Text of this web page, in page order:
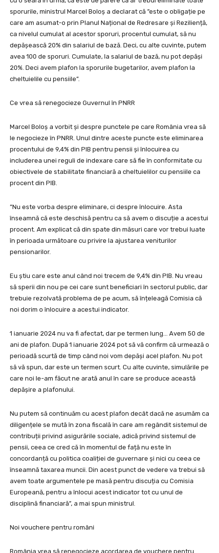
sporurile, ministrul Marcel Boloș a declarat că ”este o obligație pe
care am asumat-o prin Planul Național de Redresare și Reziliență,
ca nivelul cumulat al acestor sporuri, procentul cumulat, să nu
depășească 20% din salariul de bază. Deci, cu alte cuvinte, putem
avea 100 de sporuri. Cumulate, la salariul de bază, nu pot depăși
20%. Deci avem plafon la sporurile bugetarilor, avem plafon la
cheltuielile cu pensiile”.
Ce vrea să renegocieze Guvernul în PNRR
Marcel Boloș a vorbit și despre punctele pe care România vrea să
le negocieze în PNRR. Unul dintre aceste puncte este eliminarea
procentului de 9,4% din PIB pentru pensii și înlocuirea cu
includerea unei reguli de indexare care să fie în conformitate cu
obiectivele de stabilitate financiară a cheltuielilor cu pensiile ca
procent din PIB.
”Nu este vorba despre eliminare, ci despre înlocuire. Asta
înseamnă că este deschisă pentru ca să avem o discuție a acestui
procent. Am explicat că din spate din măsuri care vor trebui luate
în perioada următoare cu privire la ajustarea veniturilor
pensionarilor.
Eu știu care este anul când noi trecem de 9,4% din PIB. Nu vreau
să sperii din nou pe cei care sunt beneficiari în sectorul public, dar
trebuie rezolvată problema de pe acum, să înțeleagă Comisia că
noi dorim o înlocuire a acestui indicator.
1 ianuarie 2024 nu va fi afectat, dar pe termen lung… Avem 50 de
ani de plafon. După 1 ianuarie 2024 pot să vă confirm că urmează o
perioadă scurtă de timp când noi vom depăși acel plafon. Nu pot
să vă spun, dar este un termen scurt. Cu alte cuvinte, simulările pe
care noi le-am făcut ne arată anul în care se produce această
depășire a plafonului.
Nu putem să continuăm cu acest plafon decât dacă ne asumăm ca
diligențele se mută în zona fiscală în care am regândit sistemul de
contribuții privind asigurările sociale, adică privind sistemul de
pensii, ceea ce cred că în momentul de față nu este în
concordanță cu politica coaliției de guvernare și nici cu ceea ce
înseamnă taxarea muncii. Din acest punct de vedere va trebui să
avem toate argumentele pe masă pentru discuția cu Comisia
Europeană, pentru a înlocui acest indicator tot cu unul de
disciplină financiară”, a mai spun ministrul.
Noi vouchere pentru români
România vrea să renegocieze acordarea de vouchere pentru